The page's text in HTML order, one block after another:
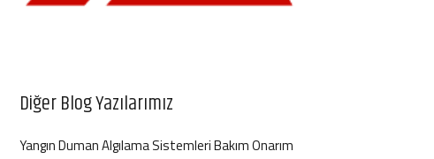
Diğer Blog Yazılarımız
Yangın Duman Algılama Sistemleri Bakım Onarım